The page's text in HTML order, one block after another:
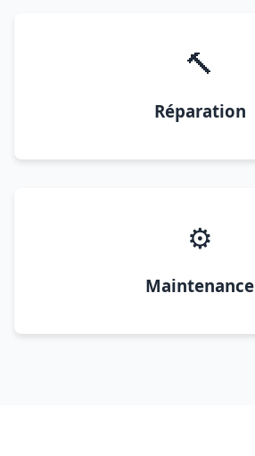
🔨
Réparation
⚙️
Maintenance